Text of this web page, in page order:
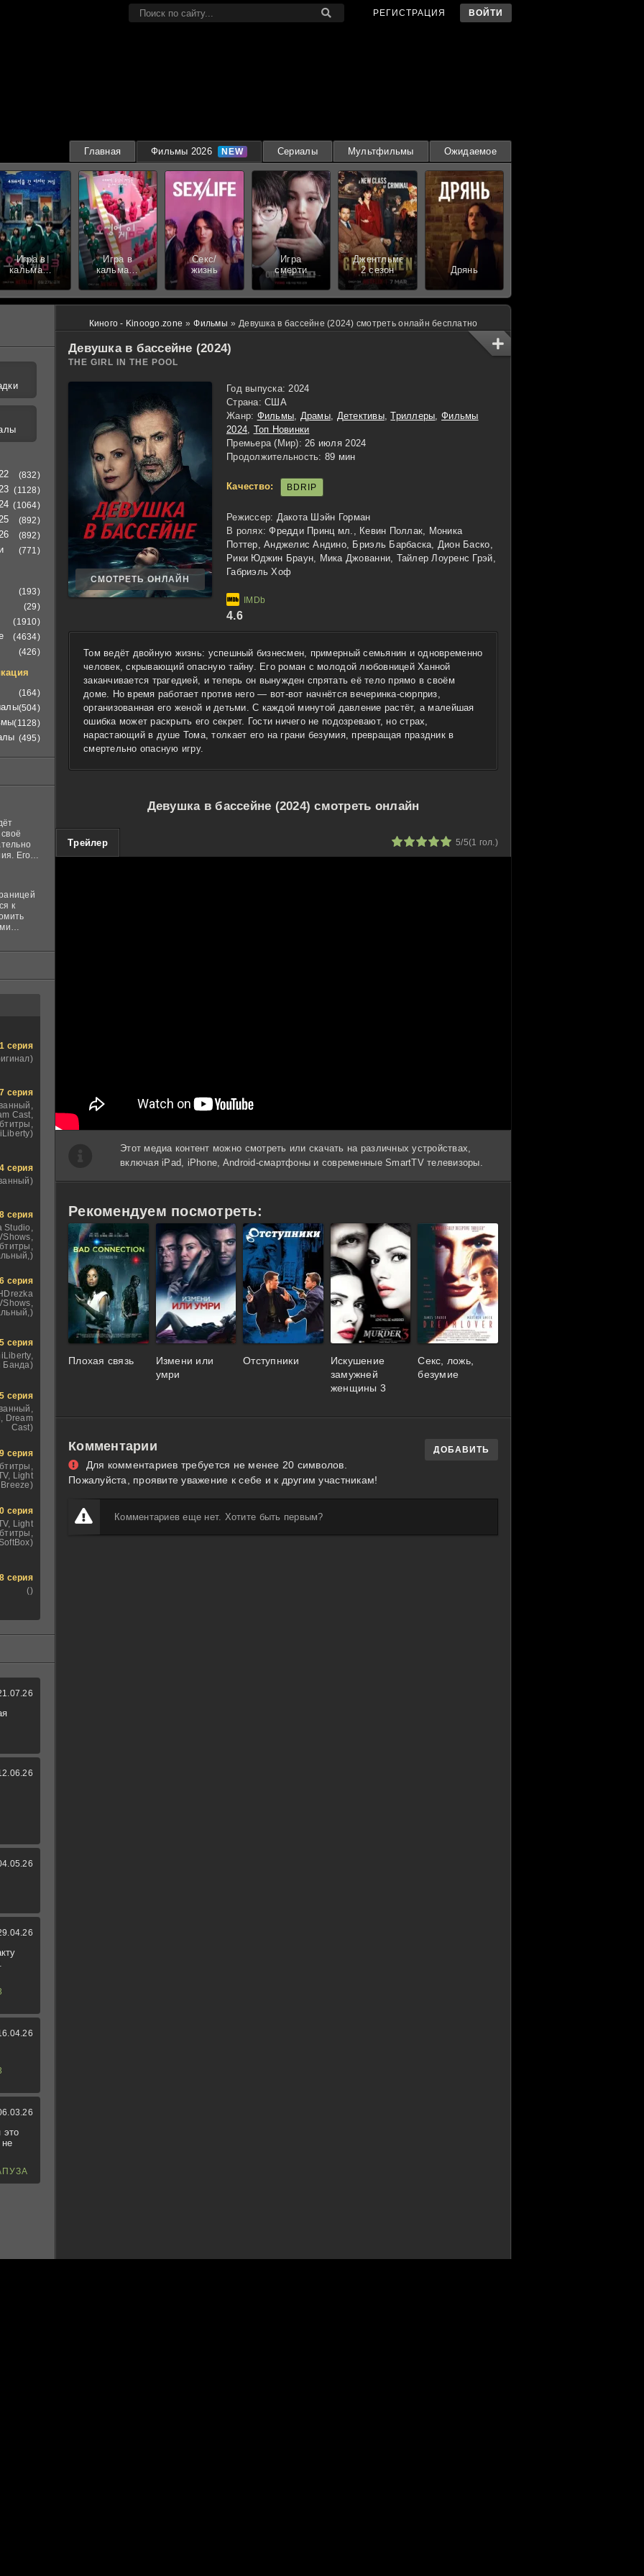
РЕГИСТРАЦИЯ ВОЙТИ
Главная Фильмы 2026 Сериалы Мультфильмы Ожидаемое
Игра в
кальмара
3 сезон
Игра в
кальмара
2 сезон
Секс/
жизнь
Игра
смерти
Джентльмены
2 сезон
Дрянь
Киного - Kinoogo.zone » Фильмы » Девушка в бассейне (2024) смотреть онлайн бесплатно
Девушка в бассейне (2024)
THE GIRL IN THE POOL
СМОТРЕТЬ ОНЛАЙН
Год выпуска: 2024
Страна: США
Жанр: Фильмы, Драмы, Детективы,Триллеры,Фильмы
2024, Топ Новинки
Премьера (Мир): 26 июля 2024
Продолжительность: 89 мин
Качество: BDRIP
Режиссер: Дакота Шэйн Горман
В ролях: Фредди Принц мл., Кевин Поллак, Моника
Поттер, Анджелис Андино, Бриэль Барбаска, Дион Баско,
Рики Юджин Браун, Мика Джованни, Тайлер Лоуренс Грэй,
Габриэль Хоф
4.6
Том ведёт двойную жизнь: успешный бизнесмен, примерный семьянин и одновременно
человек, скрывающий опасную тайну. Его роман с молодой любовницей Ханной
заканчивается трагедией, и теперь он вынужден спрятать её тело прямо в своём
доме. Но время работает против него — вот-вот начнётся вечеринка-сюрприз,
организованная его женой и детьми. С каждой минутой давление растёт, а малейшая
ошибка может раскрыть его секрет. Гости ничего не подозревают, но страх,
нарастающий в душе Тома, толкает его на грани безумия, превращая праздник в
смертельно опасную игру.
Девушка в бассейне (2024) смотреть онлайн
Трейлер 5/5(1 гол.)
Этот медиа контент можно смотреть или скачать на различных устройствах,
включая iPad, iPhone, Android-смартфоны и современные SmartTV телевизоры.
Рекомендуем посмотреть:
Плохая связь
Измени или
умри
Отступники
Искушение
замужней
женщины 3
Секс, ложь,
безумие
Комментарии
Для комментариев требуется не менее 20 символов.
Пожалуйста, проявите уважение к себе и к другим участникам!
ДОБАВИТЬ
Комментариев еще нет. Хотите быть первым?
(832)
(1128)
(1064)
(892)
(892)
(771)
(193)
(29)
(1910)
(4634)
(426)
(164)
(504)
(1128)
(495)
Его
в
к
1 серия
7 серия
Cast,
4 серия
8 серия
Studio,
6 серия
5 серия
Банда)
5 серия
Dream
Cast)
серия
Light
Breeze)
серия
Light
SoftBox)
8 серия
()
это